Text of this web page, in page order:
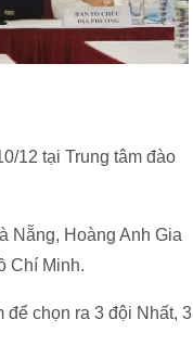
12 tại Trung tâm đào
Nẵng, Hoàng Anh Gia
Chí Minh.
chọn ra 3 đội Nhất, 3